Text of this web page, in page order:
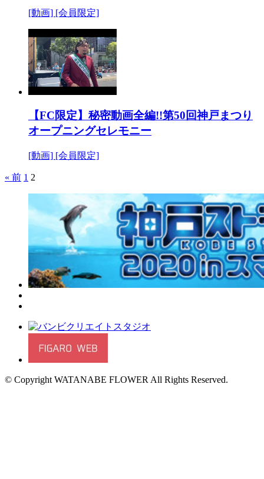
[動画] [会員限定]
【FC限定】秘密動画全編!!第50回神戸まつり
オープニングセレモニー
[動画] [会員限定]
« 前 1 2
© Copyright WATANABE FLOWER All Rights Reserved.